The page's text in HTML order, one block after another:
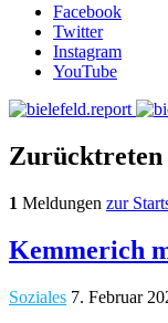
Facebook
Twitter
Instagram
YouTube
Zurücktreten
1 Meldungen zur
Kemmerich
Soziales 7. Februar